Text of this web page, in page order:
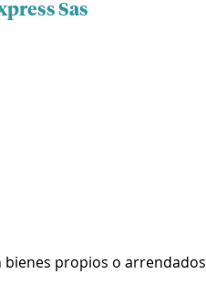
Sas
propios o arrendados